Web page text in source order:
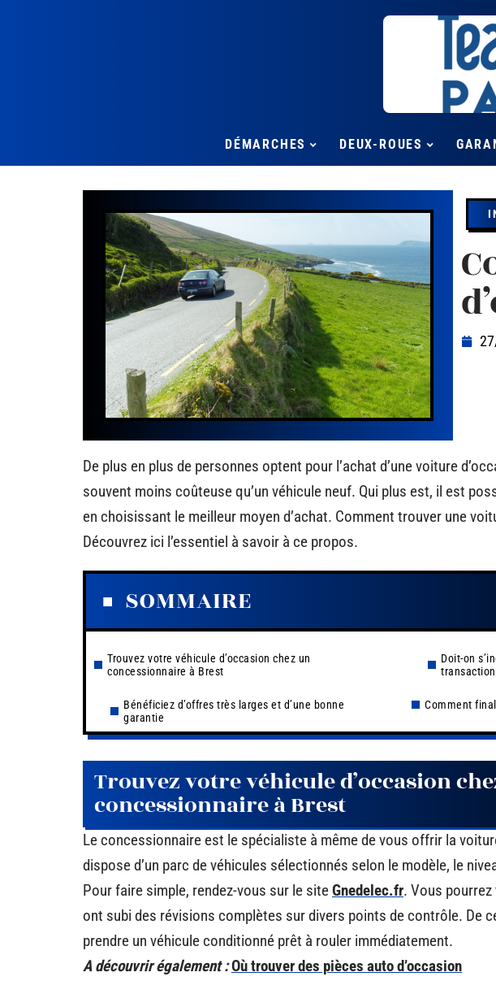
DÉMARCHES DEUX-ROUES
De plus en plus de personnes optent pour l’achat d’une voiture
souvent moins coûteuse qu’un véhicule neuf. Qui plus est, il est
en choisissant le meilleur moyen d’achat. Comment trouver une
Découvrez ici l’essentiel à savoir à ce propos.
SOMMAIRE
Trouvez votre véhicule d’occasion chez un
concessionnaire à Brest
Bénéficiez d’offres très larges et d’une bonne
garantie
Doit-on
Comment
Trouvez votre véhicule d’occasion
concessionnaire à Brest
Le concessionnaire est le spécialiste à même de vous offrir la
dispose d’un parc de véhicules sélectionnés selon le modèle, le
Pour faire simple, rendez-vous sur le siteGnedelec.fr. Vous
ont subi des révisions complètes sur divers points de contrôle. De
prendre un véhicule conditionné prêt à rouler immédiatement.
A découvrir également :Où trouver des pièces auto d’occasion